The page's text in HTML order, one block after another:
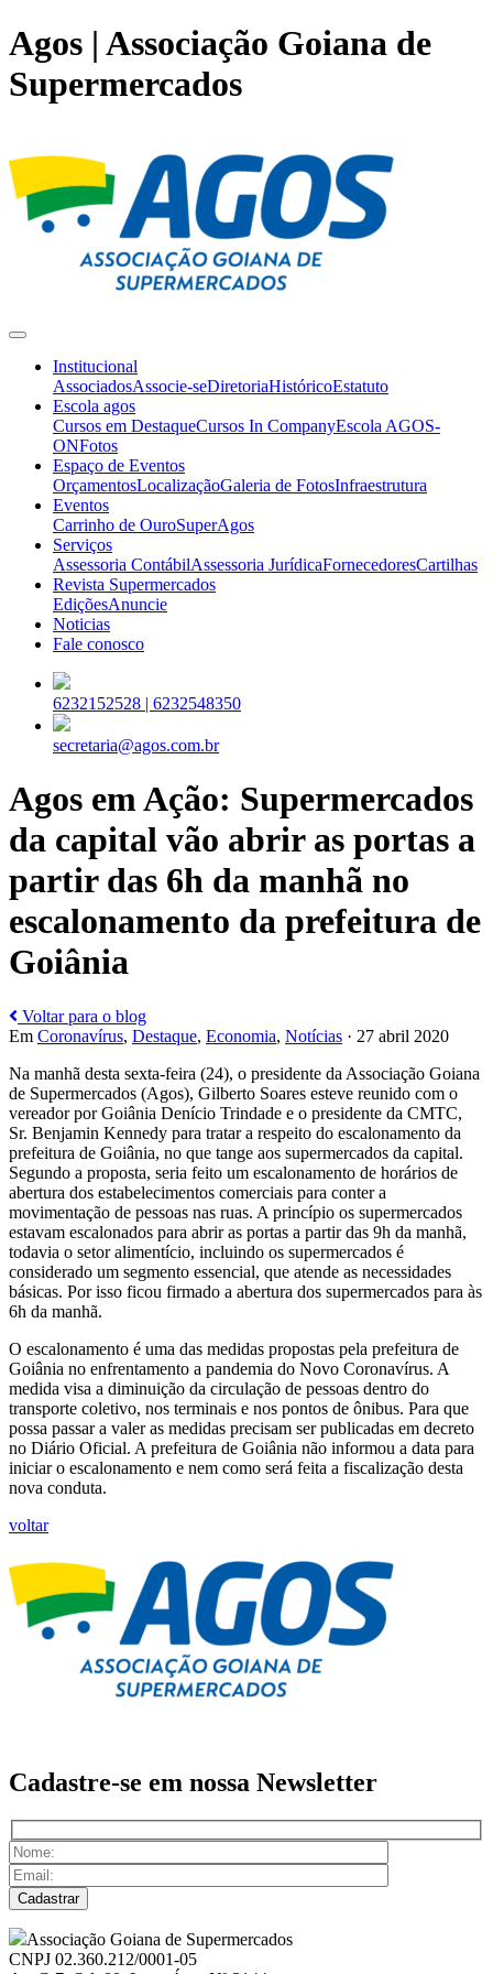
Agos | Associação Goiana de
Supermercados
Institucional
AssociadosAssocie-seDiretoriaHistóricoEstatuto
Escola agos
Cursos em DestaqueCursos In CompanyEscola AGOS-
ONFotos
Espaço de Eventos
OrçamentosLocalizaçãoGaleria de FotosInfraestrutura
Eventos
Carrinho de OuroSuperAgos
Serviços
Assessoria ContábilAssessoria JurídicaFornecedoresCartilhas
Revista Supermercados
EdiçõesAnuncie
Noticias
Fale conosco
6232152528 | 6232548350
secretaria@agos.com.br
Agos em Ação: Supermercados
da capital vão abrir as portas a
partir das 6h da manhã no
escalonamento da prefeitura de
Goiânia
Voltar para o blog
Em Coronavírus, Destaque, Economia, Notícias · 27 abril 2020
Na manhã desta sexta-feira (24), o presidente da Associação Goiana
de Supermercados (Agos), Gilberto Soares esteve reunido com o
vereador por Goiânia Denício Trindade e o presidente da CMTC,
Sr. Benjamin Kennedy para tratar a respeito do escalonamento da
prefeitura de Goiânia, no que tange aos supermercados da capital.
Segundo a proposta, seria feito um escalonamento de horários de
abertura dos estabelecimentos comerciais para conter a
movimentação de pessoas nas ruas. A princípio os supermercados
estavam escalonados para abrir as portas a partir das 9h da manhã,
todavia o setor alimentício, incluindo os supermercados é
considerado um segmento essencial, que atende as necessidades
básicas. Por isso ficou firmado a abertura dos supermercados para às
6h da manhã.
O escalonamento é uma das medidas propostas pela prefeitura de
Goiânia no enfrentamento a pandemia do Novo Coronavírus. A
medida visa a diminuição da circulação de pessoas dentro do
transporte coletivo, nos terminais e nos pontos de ônibus. Para que
possa passar a valer as medidas precisam ser publicadas em decreto
no Diário Oficial. A prefeitura de Goiânia não informou a data para
iniciar o escalonamento e nem como será feita a fiscalização desta
nova conduta.
voltar
Cadastre-se em nossa Newsletter
Associação Goiana de Supermercados
CNPJ 02.360.212/0001-05